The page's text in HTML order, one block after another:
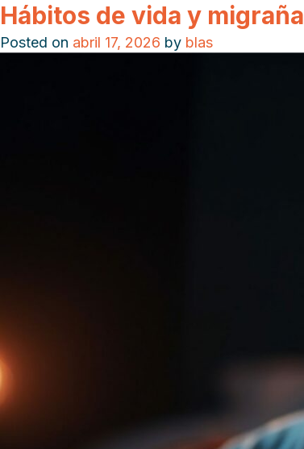
Hábitos de vida y migraña
Posted on abril 17, 2026 by blas